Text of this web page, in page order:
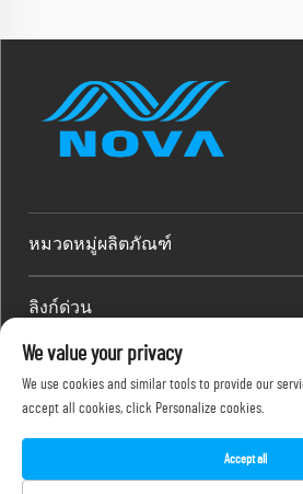
หมวดหมู่ผลิตภัณฑ์
ลิงก์ด่วน
Office add : ชั้น 2F, 486-2 ถนนจินหยวนซี 2
เหมิน
โทรศัพท์:+86-18150386505
We value your privacy
We use cookies and similar tools to provide our
accept all cookies, click Personalize cookies.
Accept all